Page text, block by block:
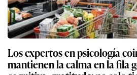
Los expertos en psicología
mantienen la calma en la fila